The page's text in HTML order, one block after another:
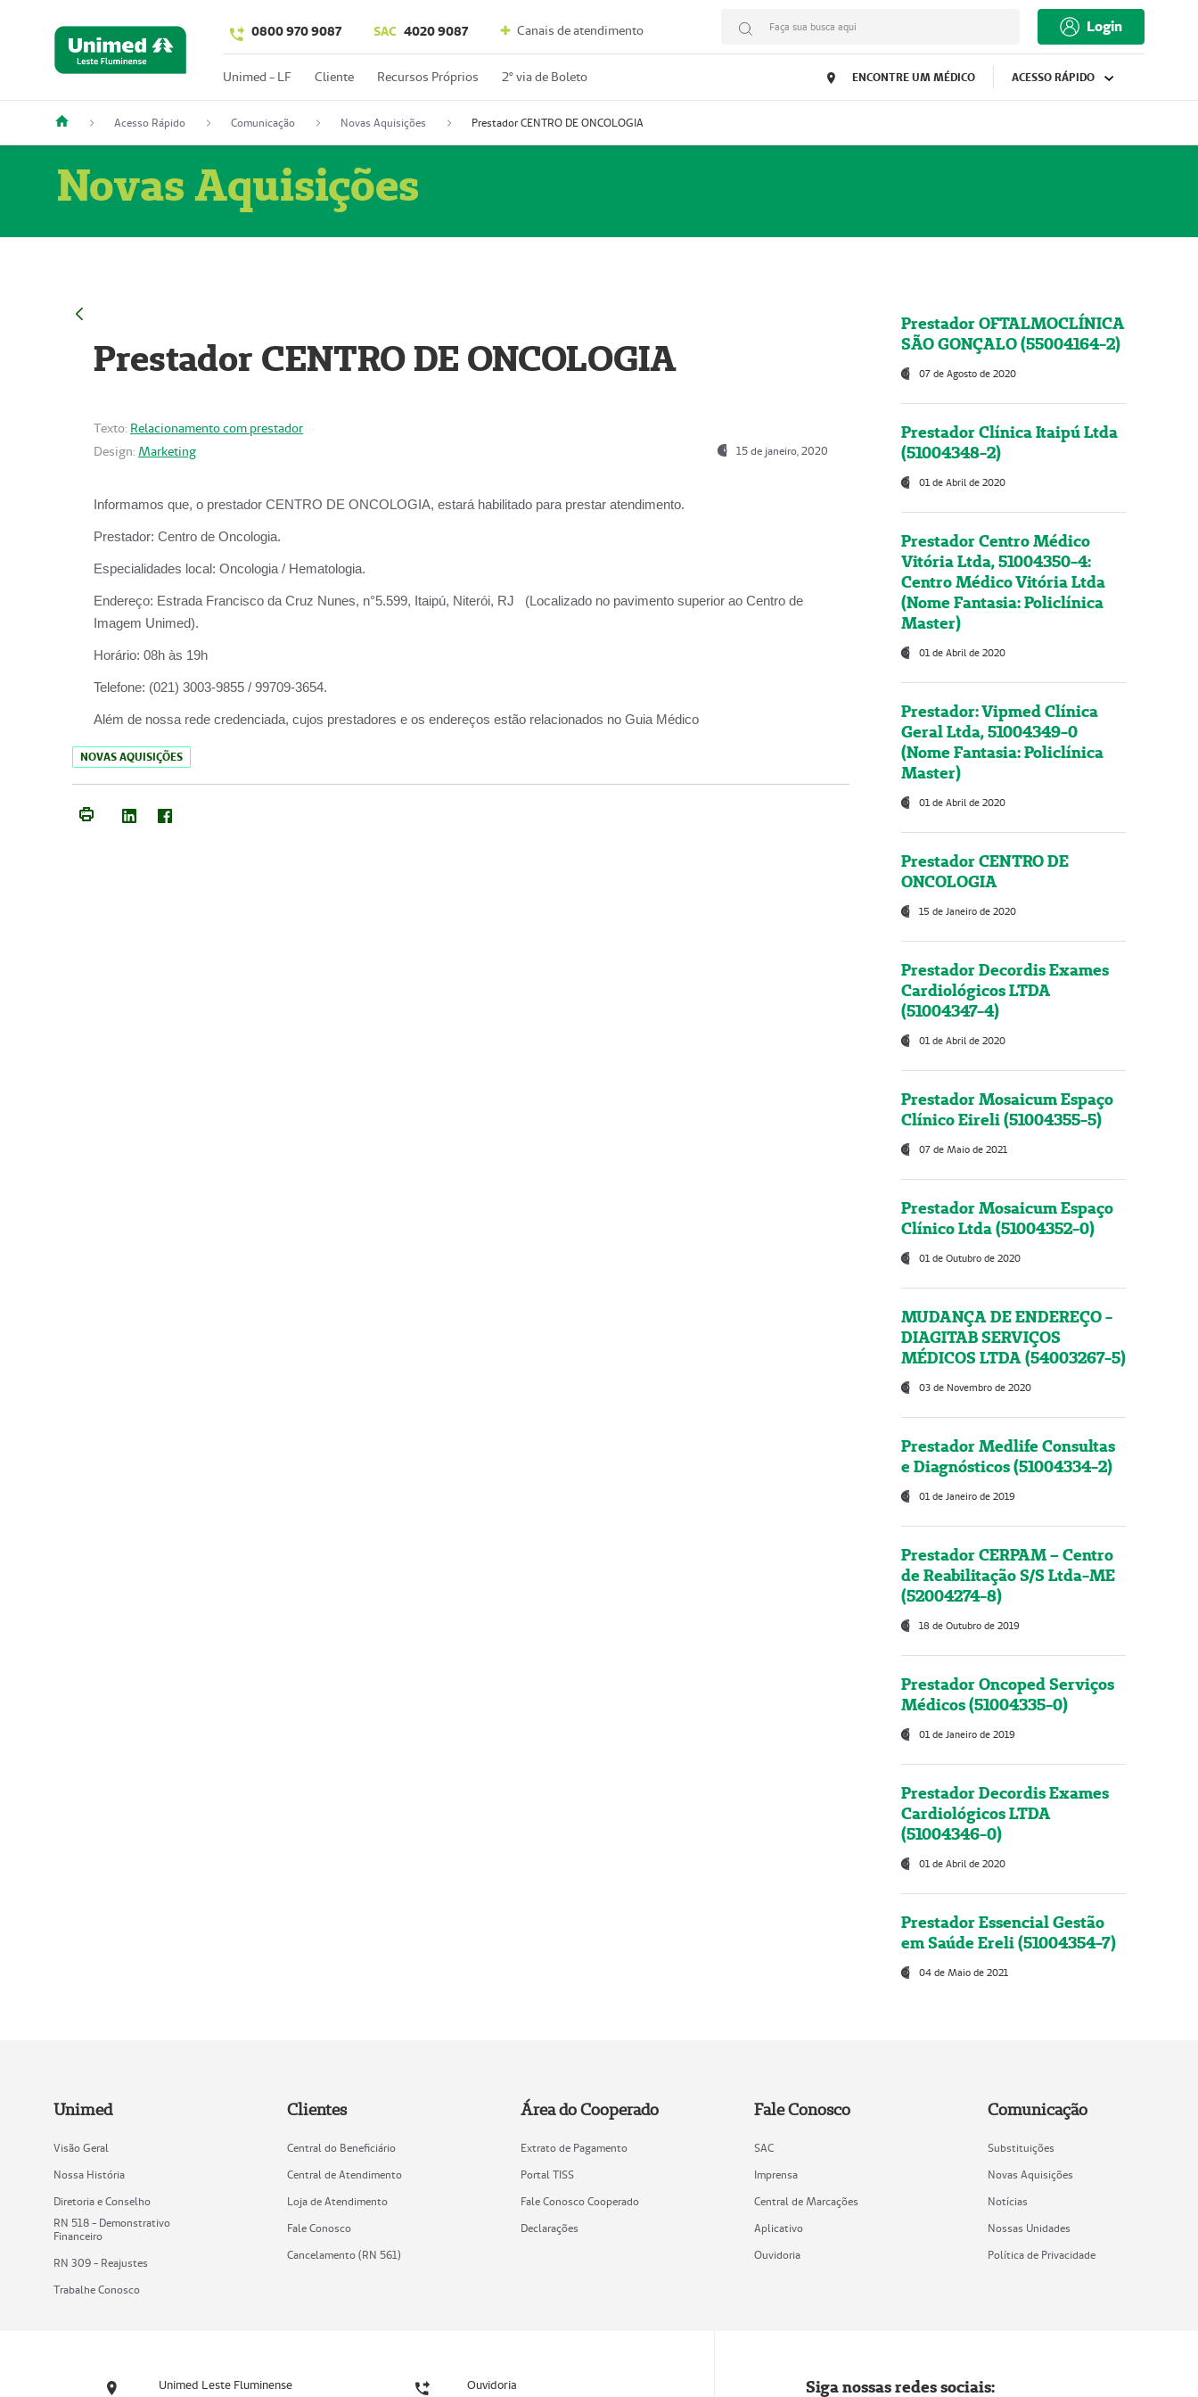
0800 970 9087 SAC 4020 9087 Canais de atendimento Faça sua busca aqui Login
Unimed - LF Cliente Recursos Próprios 2º via de Boleto ENCONTRE UM MÉDICO ACESSO RÁPIDO
Acesso Rápido Comunicação Novas Aquisições Prestador CENTRO DE ONCOLOGIA
Novas Aquisições
Prestador CENTRO DE ONCOLOGIA
Texto: Relacionamento com prestador
Design: Marketing 15 de janeiro, 2020
Informamos que, o prestador CENTRO DE ONCOLOGIA, estará habilitado para prestar atendimento.
Prestador: Centro de Oncologia.
Especialidades local: Oncologia / Hematologia.
Endereço: Estrada Francisco da Cruz Nunes, n°5.599, Itaipú, Niterói, RJ (Localizado no pavimento superior ao Centro de
Imagem Unimed).
Horário: 08h às 19h
Telefone: (021) 3003-9855 / 99709-3654.
Além de nossa rede credenciada, cujos prestadores e os endereços estão relacionados no Guia Médico
NOVAS AQUISIÇÕES
Prestador OFTALMOCLÍNICA
SÃO GONÇALO (55004164-2)
07 de Agosto de 2020
Prestador Clínica Itaipú Ltda
(51004348-2)
01 de Abril de 2020
Prestador Centro Médico
Vitória Ltda, 51004350-4:
Centro Médico Vitória Ltda
(Nome Fantasia: Policlínica
Master)
01 de Abril de 2020
Prestador: Vipmed Clínica
Geral Ltda, 51004349-0
(Nome Fantasia: Policlínica
Master)
01 de Abril de 2020
Prestador CENTRO DE
ONCOLOGIA
15 de Janeiro de 2020
Prestador Decordis Exames
Cardiológicos LTDA
(51004347-4)
01 de Abril de 2020
Prestador Mosaicum Espaço
Clínico Eireli (51004355-5)
07 de Maio de 2021
Prestador Mosaicum Espaço
Clínico Ltda (51004352-0)
01 de Outubro de 2020
MUDANÇA DE ENDEREÇO -
DIAGITAB SERVIÇOS
MÉDICOS LTDA (54003267-5)
03 de Novembro de 2020
Prestador Medlife Consultas
e Diagnósticos (51004334-2)
01 de Janeiro de 2019
Prestador CERPAM – Centro
de Reabilitação S/S Ltda-ME
(52004274-8)
18 de Outubro de 2019
Prestador Oncoped Serviços
Médicos (51004335-0)
01 de Janeiro de 2019
Prestador Decordis Exames
Cardiológicos LTDA
(51004346-0)
01 de Abril de 2020
Prestador Essencial Gestão
em Saúde Ereli (51004354-7)
04 de Maio de 2021
Unimed
Visão Geral
Nossa História
Diretoria e Conselho
RN 518 - Demonstrativo
Financeiro
RN 309 - Reajustes
Trabalhe Conosco
Clientes
Central do Beneficiário
Central de Atendimento
Loja de Atendimento
Fale Conosco
Cancelamento (RN 561)
Área do Cooperado
Extrato de Pagamento
Portal TISS
Fale Conosco Cooperado
Declarações
Fale Conosco
SAC
Imprensa
Central de Marcações
Aplicativo
Ouvidoria
Comunicação
Substituições
Novas Aquisições
Notícias
Nossas Unidades
Política de Privacidade
Unimed Leste Fluminense Ouvidoria Siga nossas redes sociais: